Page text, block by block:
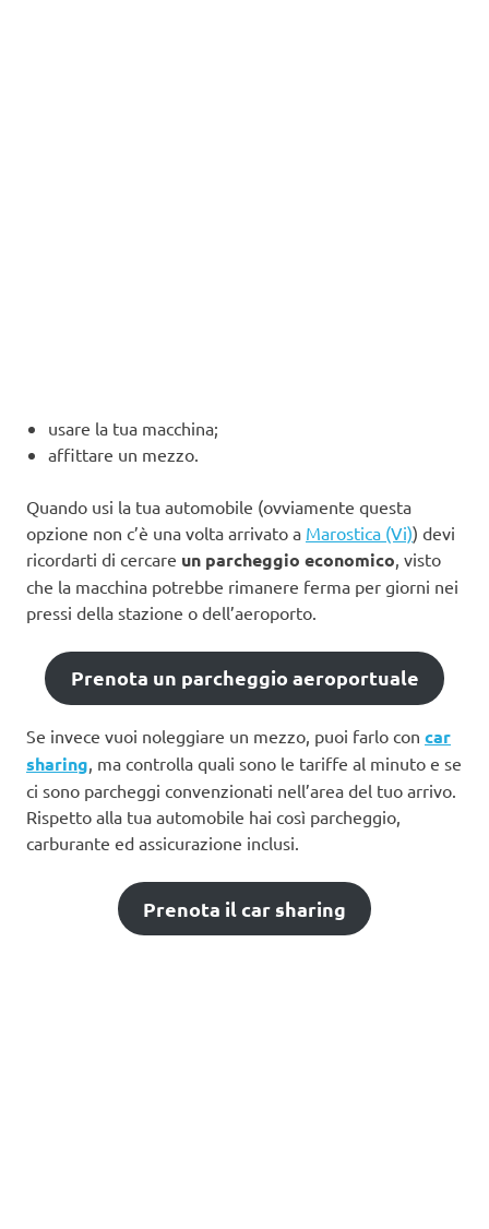
usare la tua macchina;
affittare un mezzo.
Quando usi la tua automobile (ovviamente questa
opzione non c’è una volta arrivato a Marostica (Vi)) devi
ricordarti di cercare un parcheggio economico , visto
che la macchina potrebbe rimanere ferma per giorni nei
pressi della stazione o dell’aeroporto.
Prenota un parcheggio aeroportuale
Se invece vuoi noleggiare un mezzo, puoi farlo con car
sharing, ma controlla quali sono le tariffe al minuto e se
ci sono parcheggi convenzionati nell’area del tuo arrivo.
Rispetto alla tua automobile hai così parcheggio,
carburante ed assicurazione inclusi.
Prenota il car sharing